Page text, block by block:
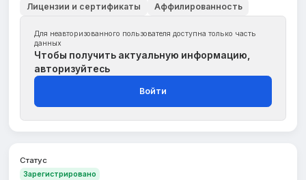
Лицензии и сертификаты
Аффилированность
Для неавторизованного пользователя доступна только часть
данных
Чтобы получить актуальную информацию,
авторизуйтесь
Войти
Статус
Зарегистрировано